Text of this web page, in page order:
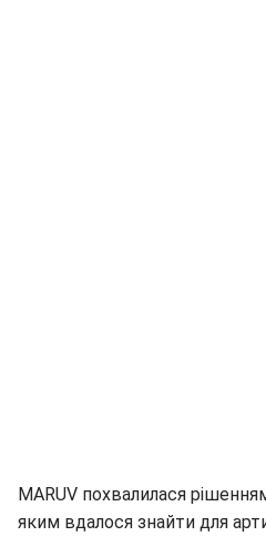
MARUV похвалилася
яким вдалося знайти для